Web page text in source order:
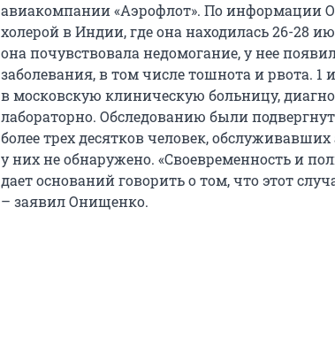
авиакомпании «Аэрофлот». По информации
холерой в Индии, где она находилась 26-28
она почувствовала недомогание, у нее
заболевания, в том числе тошнота и рвота. 1
в московскую клиническую больницу,
лабораторно. Обследованию были
более трех десятков человек,
у них не обнаружено. «Своевременность и
дает оснований говорить о том, что этот
– заявил Онищенко.